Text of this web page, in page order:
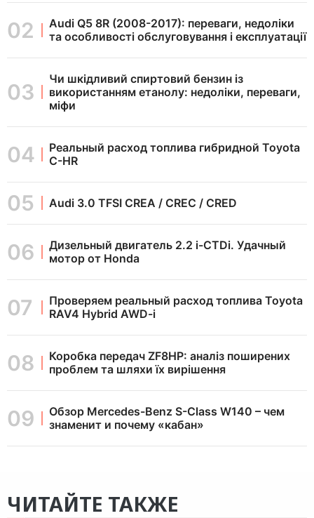
Audi Q5 8R (2008-2017): переваги, недоліки
та особливості обслуговування і експлуатації
Чи шкідливий спиртовий бензин із
використанням етанолу: недоліки, переваги,
міфи
Реальный расход топлива гибридной Toyota
C-HR
Audi 3.0 TFSI CREA / CREC / CRED
Дизельный двигатель 2.2 i-CTDi. Удачный
мотор от Honda
Проверяем реальный расход топлива Toyota
RAV4 Hybrid AWD-i
Коробка передач ZF8HP: аналіз поширених
проблем та шляхи їх вирішення
Обзор Mercedes-Benz S-Class W140 – чем
знаменит и почему «кабан»
ЧИТАЙТЕ ТАКЖЕ